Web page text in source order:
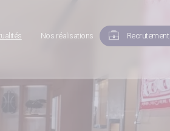
Nos réalisations Recrutement